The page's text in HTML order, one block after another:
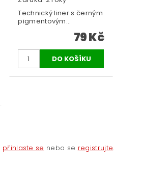
Technický liner s černým
pigmentovým...
79 Kč
přihlaste se nebo se registrujte.